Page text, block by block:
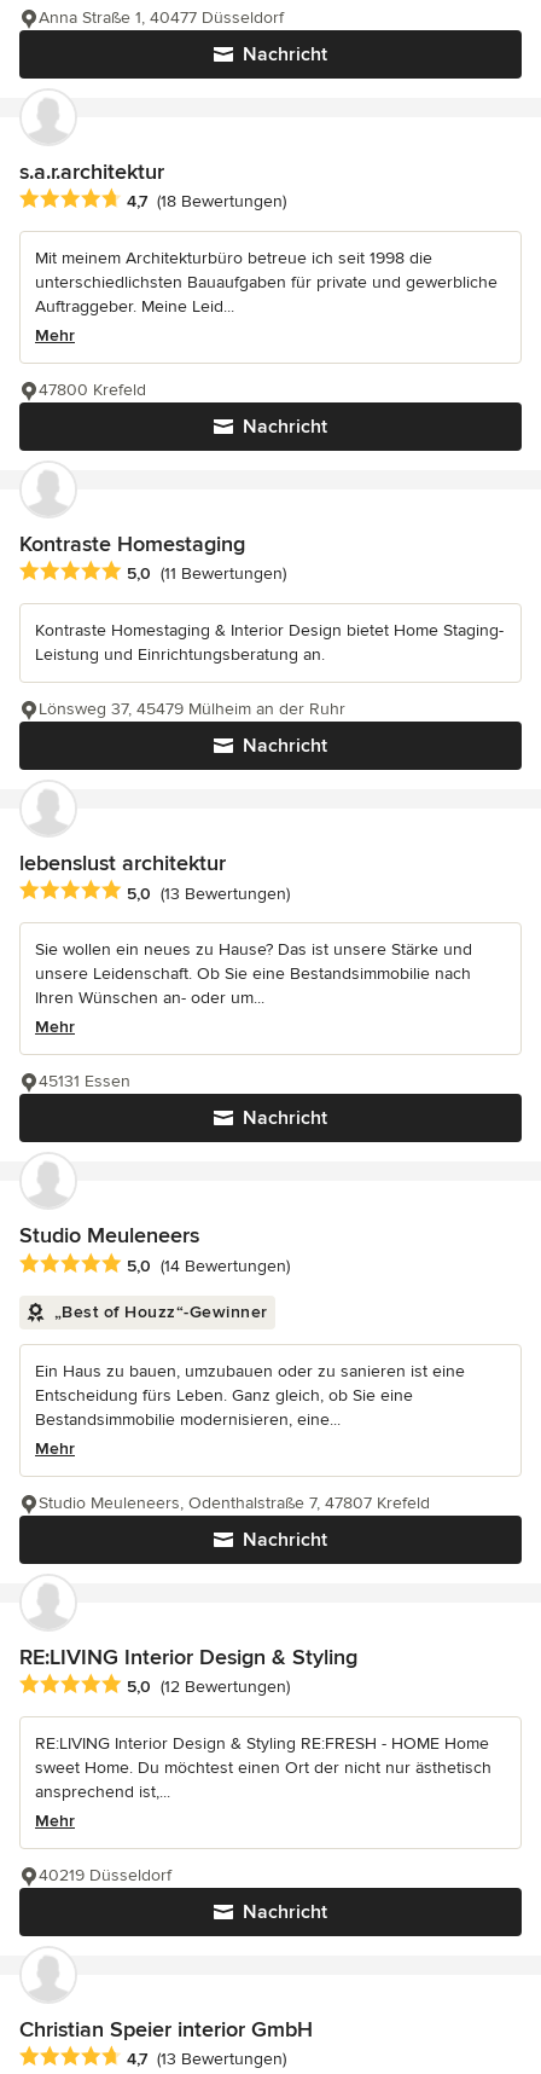
Nachricht
Anna Straße 1, 40477 Düsseldorf
s.a.r.architektur
Durchschnittliche Bewertung: 4.7 von 5 Sternen
4,7 (18 Bewertungen)
Mit meinem Architekturbüro betreue ich seit 1998 die
unterschiedlichsten Bauaufgaben für private und gewerbliche
Auftraggeber. Meine Leid...
Mehr
Nachricht
47800 Krefeld
Kontraste Homestaging
Durchschnittliche Bewertung: 5 von 5 Sternen
5,0 (11 Bewertungen)
Kontraste Homestaging & Interior Design bietet Home Staging-
Leistung und Einrichtungsberatung an.
Nachricht
Lönsweg 37, 45479 Mülheim an der Ruhr
lebenslust architektur
Durchschnittliche Bewertung: 5 von 5 Sternen
5,0 (13 Bewertungen)
Sie wollen ein neues zu Hause? Das ist unsere Stärke und
unsere Leidenschaft. Ob Sie eine Bestandsimmobilie nach
Ihren Wünschen an- oder um...
Mehr
Nachricht
45131 Essen
Studio Meuleneers
Durchschnittliche Bewertung: 5 von 5 Sternen
5,0 (14 Bewertungen)
„Best of Houzz“-Gewinner
Ein Haus zu bauen, umzubauen oder zu sanieren ist eine
Entscheidung fürs Leben. Ganz gleich, ob Sie eine
Bestandsimmobilie modernisieren, eine...
Mehr
Nachricht
Studio Meuleneers, Odenthalstraße 7, 47807 Krefeld
RE:LIVING Interior Design & Styling
Durchschnittliche Bewertung: 5 von 5 Sternen
5,0 (12 Bewertungen)
RE:LIVING Interior Design & Styling RE:FRESH - HOME Home
sweet Home. Du möchtest einen Ort der nicht nur ästhetisch
ansprechend ist,...
Mehr
Nachricht
40219 Düsseldorf
Christian Speier interior GmbH
Durchschnittliche Bewertung: 4.7 von 5 Sternen
4,7 (13 Bewertungen)